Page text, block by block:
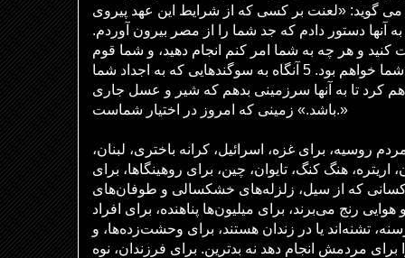
می گوید: «لعنت بر کسی که از شرایط این عهد پیروی
به آنها دستور دادم که جد شما را از مصر بیرون آوردم.
و هر چه به شما امر کنم انجام دهید، و شما قوم
من خواهید بود و من خدای شما خواهم بود. 5 آنگاه به سوگندهایی که به اجداد شما
کرد تا به آنها سرزمینی بدهم که شیر و عسل جاری
باشد.» زمینی که امروز در اختیار شماست.»
روسیه، برای غزه، اسرائیل، کرانه باختری، لبنان،
هنگ کنگ، تایوان، چین، برای روهینگاها، برای
کسانی که از سیل، زلزله‌های خشکسالی و طوفان‌های
رنج می‌برند، برای میلیون‌ها پناهنده، برای افراد
تشنه‌اند یا در زندان هستند، برای وحشت‌زده‌ها، و
برای مردمش انجام دهد نه بدترین. برای فرزندان، نوه